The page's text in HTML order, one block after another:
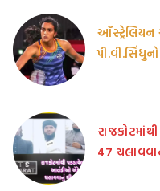
ઑસ્ટ્રેલિયન
47